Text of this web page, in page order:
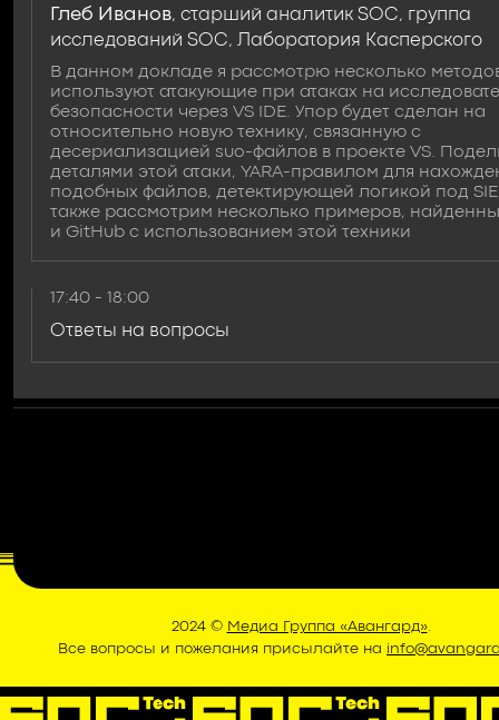
Глеб Иванов, старший аналитик SOC, группа
исследований SOC, Лаборатория Касперского
В данном докладе я рассмотрю несколько
используют атакующие при атаках на
безопасности через VS IDE. Упор будет сделан на
относительно новую технику, связанную с
десериализацией suo-файлов в проекте VS.
деталями этой атаки, YARA-правилом для
подобных файлов, детектирующей логикой под
также рассмотрим несколько примеров,
и GitHub с использованием этой техники
17:40 - 18:00
Ответы на вопросы
2024 © Медиа Группа «Авангард».
Все вопросы и пожелания присылайте на